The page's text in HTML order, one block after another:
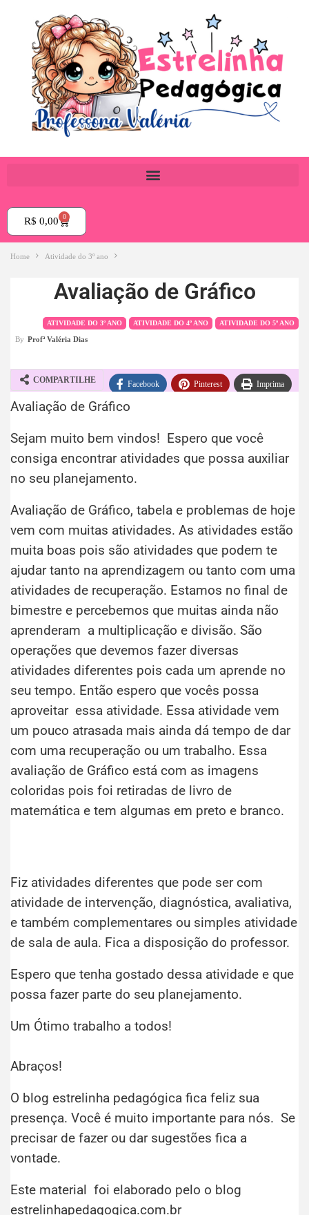
R$ 0,00 0
Home Atividade do 3º ano
Avaliação de Gráfico
ATIVIDADE DO 3º ANO ATIVIDADE DO 4º ANO ATIVIDADE DO 5º ANO
By Profª Valéria Dias
COMPARTILHE Facebook Pinterest Imprima
WhatsApp
Avaliação de Gráfico
Sejam muito bem vindos! Espero que você
consiga encontrar atividades que possa auxiliar
no seu planejamento.
Avaliação de Gráfico, tabela e problemas de hoje
vem com muitas atividades. As atividades estão
muita boas pois são atividades que podem te
ajudar tanto na aprendizagem ou tanto com uma
atividades de recuperação. Estamos no final de
bimestre e percebemos que muitas ainda não
aprenderam a multiplicação e divisão. São
operações que devemos fazer diversas
atividades diferentes pois cada um aprende no
seu tempo. Então espero que vocês possa
aproveitar essa atividade. Essa atividade vem
um pouco atrasada mais ainda dá tempo de dar
com uma recuperação ou um trabalho. Essa
avaliação de Gráfico está com as imagens
coloridas pois foi retiradas de livro de
matemática e tem algumas em preto e branco.
Fiz atividades diferentes que pode ser com
atividade de intervenção, diagnóstica, avaliativa,
e também complementares ou simples atividade
de sala de aula. Fica a disposição do professor.
Espero que tenha gostado dessa atividade e que
possa fazer parte do seu planejamento.
Um Ótimo trabalho a todos!
Abraços!
O blog estrelinha pedagógica fica feliz sua
presença. Você é muito importante para nós. Se
precisar de fazer ou dar sugestões fica a
vontade.
Este material foi elaborado pelo o blog
estrelinhapedagogica.com.br